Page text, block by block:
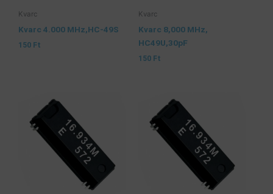
Kvarc
Kvarc 4.000 MHz,HC-49S
150 Ft
Kvarc
Kvarc 8,000 MHz,
HC49U,30pF
150 Ft